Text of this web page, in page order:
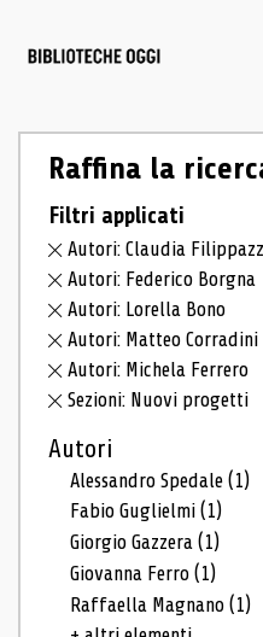
Raffina la
Filtri applicati
Autori: Claudia
Autori: Federico Borgna
Autori: Lorella Bono
Autori: Matteo Corradini
Autori: Michela Ferrero
Sezioni: Nuovi progetti
Autori
Alessandro Spedale(1)
Fabio Guglielmi(1)
Giorgio Gazzera(1)
Giovanna Ferro(1)
Raffaella Magnano(1)